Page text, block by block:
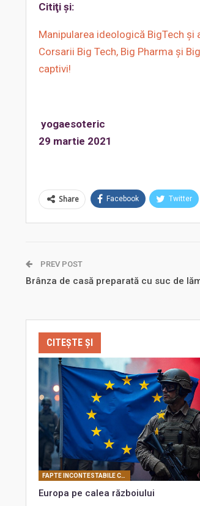
Citiţi şi:
Manipularea ideologică BigTech
Corsarii Big Tech, Big Pharma și
captivi!
yogaesoteric
29 martie 2021
Share Facebook Twitter
PREV POST
Brânza de casă preparată cu suc de
CITEȘTE ȘI
FAPTE INCONTESTABILE CARE PROBEAZĂ REALITATEA CONSPIRATIEI PLANETARE
Europa pe calea războiului